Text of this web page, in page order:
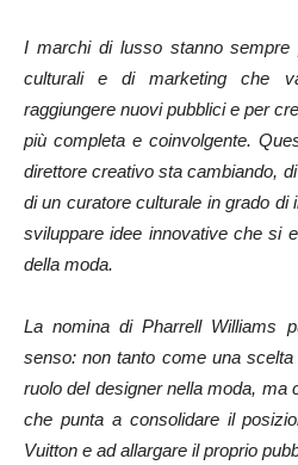
I marchi di lusso stanno sempre
culturali e di marketing che
raggiungere nuovi pubblici e per
più completa e coinvolgente.
direttore creativo sta cambiando,
di un curatore culturale in grado di
sviluppare idee innovative che si
della moda.
La nomina di Pharrell Williams
senso: non tanto come una
ruolo del designer nella moda, ma
che punta a consolidare il
Vuitton e ad allargare il proprio